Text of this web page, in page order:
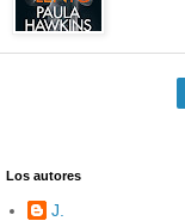
Los autores
J.